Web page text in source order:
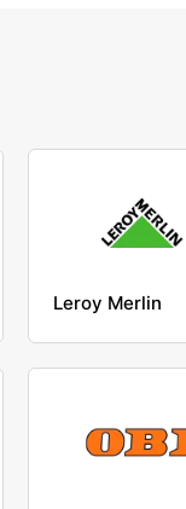
Leroy Merlin